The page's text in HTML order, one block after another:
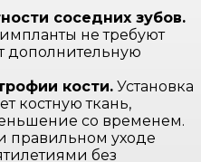
соседних зубов.
не требуют
дополнительную
кости. Установка
костную ткань,
со временем.
правильном уходе
без